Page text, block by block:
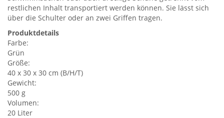
restlichen Inhalt transportiert werden können. Sie lässt sich
über die Schulter oder an zwei Griffen tragen.
Produktdetails
Farbe:
Grün
Größe:
40 x 30 x 30 cm (B/H/T)
Gewicht:
500 g
Volumen:
20 Liter